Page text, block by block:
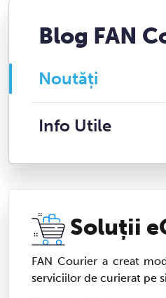
Blog FAN
Noutăți
Info Utile
Soluții
FAN Courier a creat
serviciilor de curierat pe